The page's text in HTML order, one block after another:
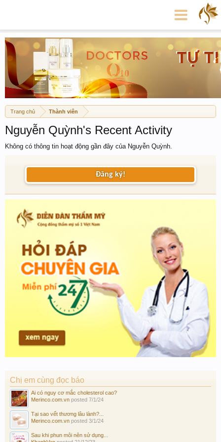
Trang chủ Thành viên
Nguyễn Quỳnh's Recent Activity
Không có thông tin hoạt động gần đây của Nguyễn Quỳnh.
Đăng ký!
Chị em cùng đọc báo
Ai có nguy cơ mắc cholesterol cao?
Merinco.com.vn posted 7/1/24
Tại sao vết thương lâu lành?...
Merinco.com.vn posted 3/1/24
Sau khi phun môi nên sử dụng...